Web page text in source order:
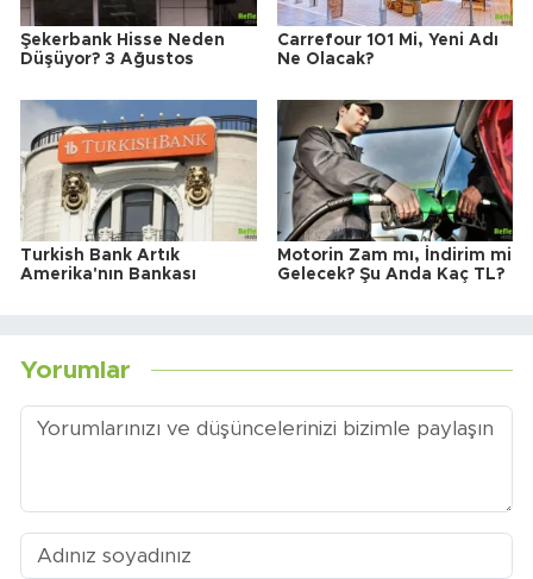
Şekerbank Hisse Neden
Düşüyor? 3 Ağustos
Carrefour 101 Mi, Yeni Adı
Ne Olacak?
Turkish Bank Artık
Amerika'nın Bankası
Motorin Zam mı, İndirim mi
Gelecek? Şu Anda Kaç TL?
Yorumlar